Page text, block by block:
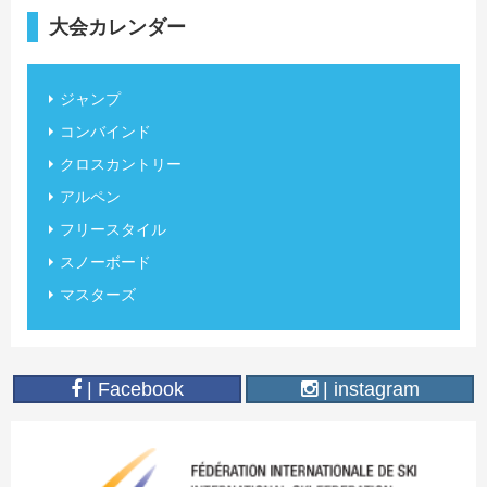
大会カレンダー
ジャンプ
コンバインド
クロスカントリー
アルペン
フリースタイル
スノーボード
マスターズ
| Facebook | instagram